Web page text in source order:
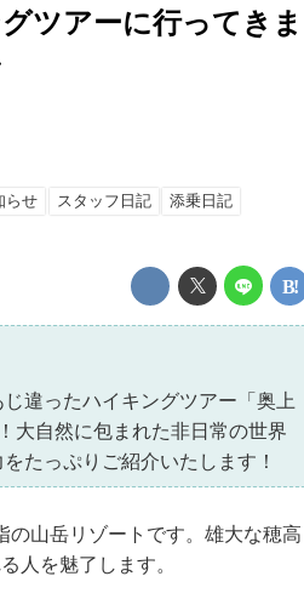
ツアーに行ってきま
らせ スタッフ日記
添乗日記
違ったハイキングツアー「奥上
大自然に包まれた非日常の世界
たっぷりご紹介いたします！
の山岳リゾートです。雄大な穂高
人を魅了します。